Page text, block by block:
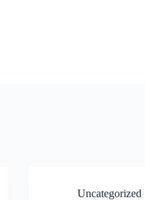
Uncategorized